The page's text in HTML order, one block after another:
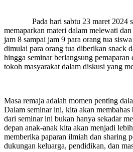
Pada hari sabtu 23 maret 2024
memaparkan materi dalam melewati
jam 8 sampai jam 9 para orang tua
dimulai para orang tua diberikan snack
hingga seminar berlangsung
tokoh masyarakat dalam diskusi yang
Masa remaja adalah momen penting
Dalam seminar ini, kita akan
dari seminar ini bukan hanya sekadar
depan anak-anak kita akan menjadi
memberika paparan ilmiah dan sharing
dukungan keluarga, pendidikan, dan